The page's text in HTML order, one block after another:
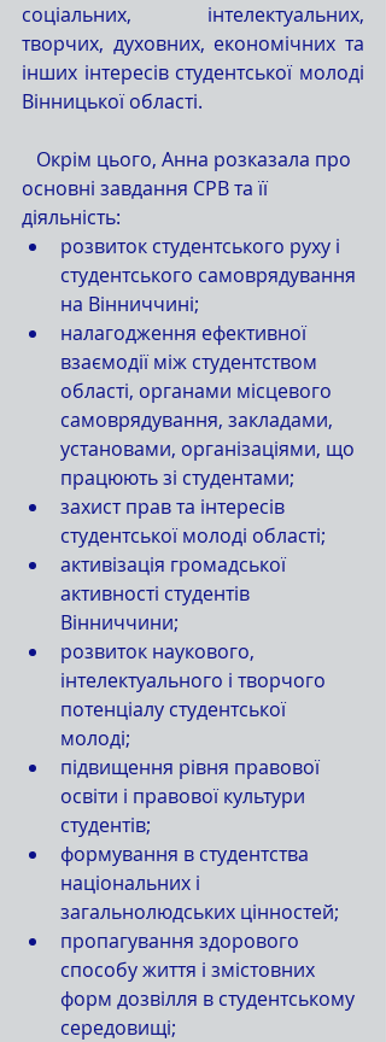
соціальних, інтелектуальних,
творчих, духовних, економічних та
інших інтересів студентської молоді
Вінницької області.
основні завдання СРВ та її
діяльність:
розвиток студентського руху і
студентського самоврядування
на Вінниччині;
налагодження ефективної
взаємодії між студентством
області, органами місцевого
самоврядування, закладами,
установами, організаціями, що
працюють зі студентами;
захист прав та інтересів
студентської молоді області;
активізація громадської
активності студентів
Вінниччини;
розвиток наукового,
інтелектуального і творчого
потенціалу студентської
молоді;
підвищення рівня правової
освіти і правової культури
студентів;
формування в студентства
національних і
загальнолюдських цінностей;
пропагування здорового
способу життя і змістовних
форм дозвілля в студентському
середовищі;